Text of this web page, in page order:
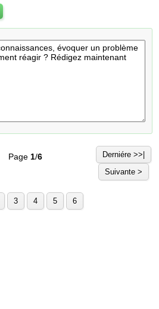
Page 1/6
Derniére >>|
Suivante >
3 4 5 6